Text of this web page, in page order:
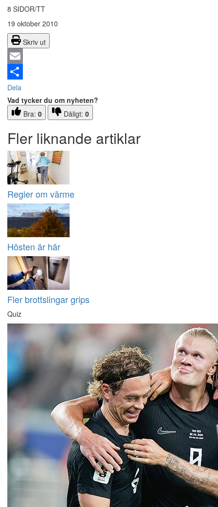
8 SIDOR/TT
19 oktober 2010
Skriv ut
Email
Dela
Vad tycker du om nyheten?
Bra: 0 Dåligt: 0
Fler liknande artiklar
Regler om värme
Hösten är här
Fler brottslingar grips
Quiz